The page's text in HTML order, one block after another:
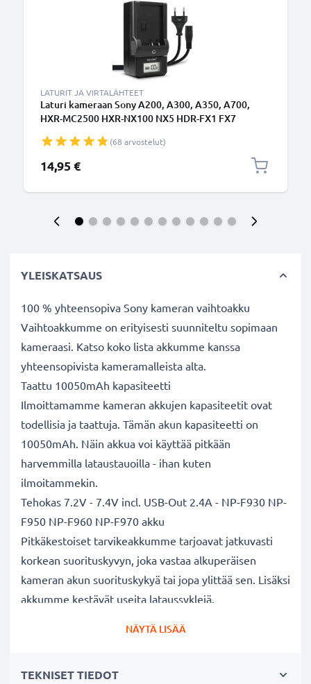
LATURIT JA VIRTALÄHTEET
Laturi kameraan Sony A200, A300, A350, A700,
HXR-MC2500 HXR-NX100 NX5 HDR-FX1 FX7
-F330 tarvikelaturi(68 arvostelut)
14,95 €
YLEISKATSAUS
100 % yhteensopiva Sony kameran vaihtoakku
Vaihtoakkumme on erityisesti suunniteltu sopimaan
kameraasi. Katso koko lista akkumme kanssa
yhteensopivista kameramalleista alta.
Taattu 10050mAh kapasiteetti
Ilmoittamamme kameran akkujen kapasiteetit ovat
todellisia ja taattuja. Tämän akun kapasiteetti on
10050mAh. Näin akkua voi käyttää pitkään
harvemmilla lataustauoilla - ihan kuten
ilmoitammekin.
Tehokas 7.2V - 7.4V incl. USB-Out 2.4A - NP-F930 NP-
F950 NP-F960 NP-F970 akku
Pitkäkestoiset tarvikeakkumme tarjoavat jatkuvasti
korkean suorituskyvyn, joka vastaa alkuperäisen
kameran akun suorituskykyä tai jopa ylittää sen. Lisäksi
akkumme kestävät useita lataussyklejä.
kokonaan korkeimmat EU-standardit ja enemmänkin -
NÄYTÄ LISÄÄ
TEKNISET TIEDOT